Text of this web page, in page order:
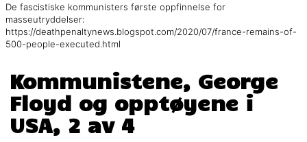
De fascistiske kommunisters første oppfinnelse for
masseutryddelser:
https://deathpenaltynews.blogspot.com/2020/07/france-remains-of-
500-people-executed.html
Kommunistene, George
Floyd og opptøyene i
USA, 2 av 4